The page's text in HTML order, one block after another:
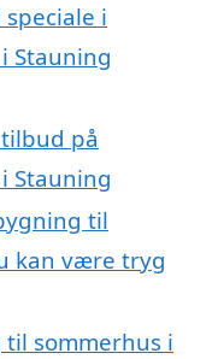
i
Stauning
på
Stauning
til
kan være tryg
sommerhus i